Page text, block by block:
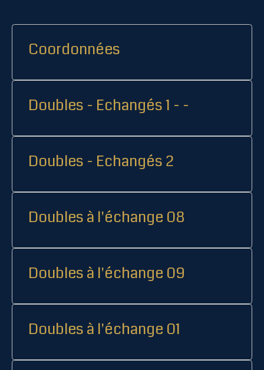
Coordonnées
Doubles - Echangés 1 - -
Doubles - Echangés 2
Doubles à l'échange 08
Doubles à l'échange 09
Doubles à l'échange 01